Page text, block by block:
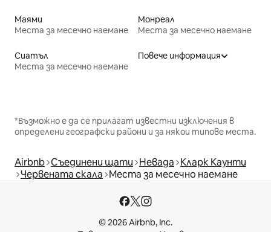
Маями
Места за месечно наемане
Монреал
Места за месечно наемане
Сиатъл
Места за месечно наемане
Повече информация
*Възможно е да се прилагат известни изключения в
определени географски райони и за някои типове места.
Airbnb Съединени щати Невада Кларк Каунти
Червената скала Места за месечно наемане
© 2026 Airbnb, Inc.